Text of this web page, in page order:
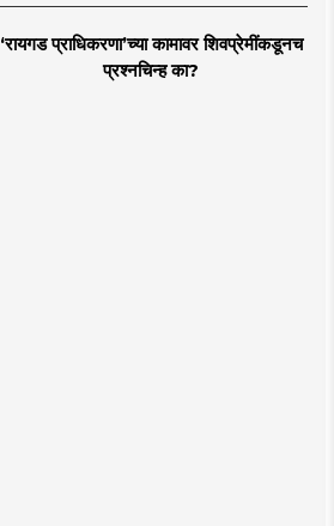
‘रायगड प्राधिकरणा’च्या कामावर शिवप्रेमींकडूनच
प्रश्नचिन्ह का?